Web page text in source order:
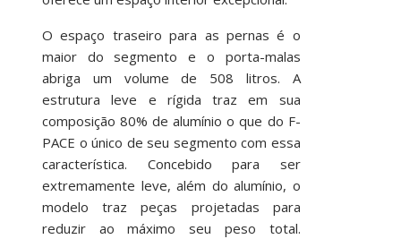
O espaço traseiro para as pernas é o
maior do segmento e o porta-malas
abriga um volume de 508 litros. A
estrutura leve e rígida traz em sua
composição 80% de alumínio o que do F-
PACE o único de seu segmento com essa
característica. Concebido para ser
extremamente leve, além do alumínio, o
modelo traz peças projetadas para
reduzir ao máximo seu peso total.